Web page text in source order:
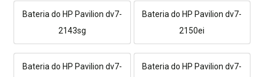
Bateria do HP Pavilion dv7-
2143sg
Bateria do HP Pavilion dv7-
2150ei
Bateria do HP Pavilion dv7-
Bateria do HP Pavilion dv7-